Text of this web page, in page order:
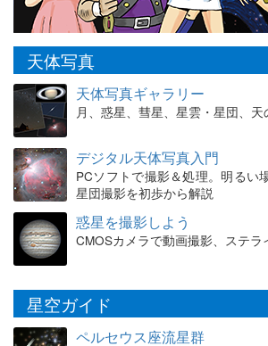
天体写真
天体写真ギャラリー
月、惑星、彗星、星雲・星団、
デジタル天体写真入門
PCソフトで撮影＆処理。明るい
星団撮影を初歩から解説
惑星を撮影しよう
CMOSカメラで動画撮影、ステラ
星空ガイド
ペルセウス座流星群